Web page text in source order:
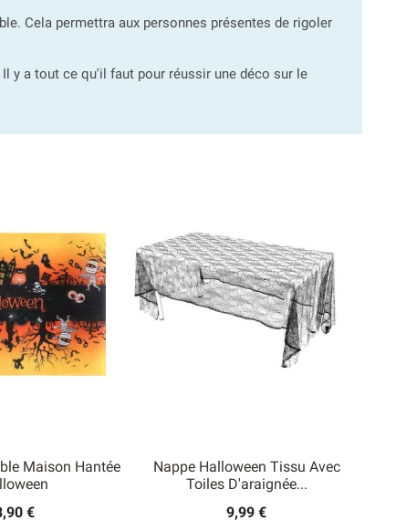
Cela permettra aux personnes présentes de rigoler
y a tout ce qu'il faut pour réussir une déco sur le
Maison Hantée
€
Nappe Halloween Tissu Avec
Toiles D'araignée...
9,99 €